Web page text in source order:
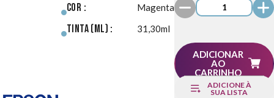
Cor : Magenta
Tinta (ml) : 31,30ml
ADICIONAR
AO
CARRINHO
ADICIONE À
SUA LISTA